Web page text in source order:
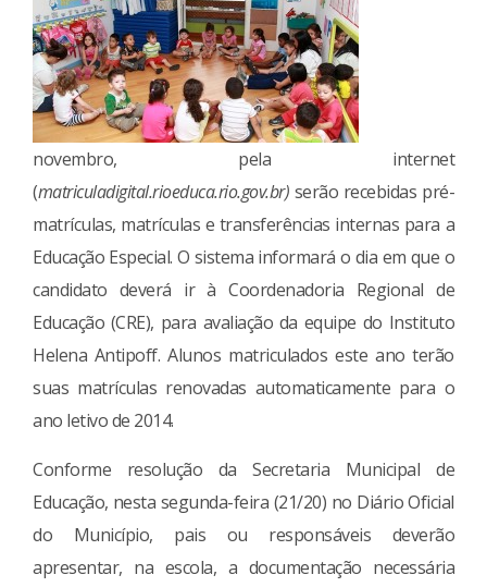
novembro, pela internet
(matriculadigital.rioeduca.rio.gov.br) serão recebidas pré-
matrículas, matrículas e transferências internas para a
Educação Especial. O sistema informará o dia em que o
candidato deverá ir à Coordenadoria Regional de
Educação (CRE), para avaliação da equipe do Instituto
Helena Antipoff. Alunos matriculados este ano terão
suas matrículas renovadas automaticamente para o
ano letivo de 2014.
Conforme resolução da Secretaria Municipal de
Educação, nesta segunda-feira (21/20) no Diário Oficial
do Município, pais ou responsáveis deverão
apresentar, na escola, a documentação necessária